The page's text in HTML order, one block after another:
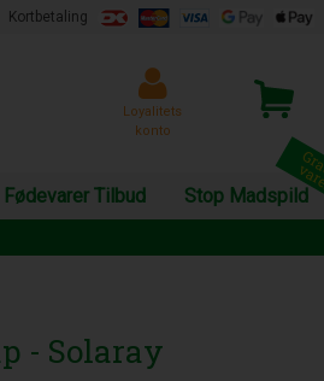
Kortbetaling
Loyalitets
konto
Fødevarer Tilbud Stop Madspild
- Solaray